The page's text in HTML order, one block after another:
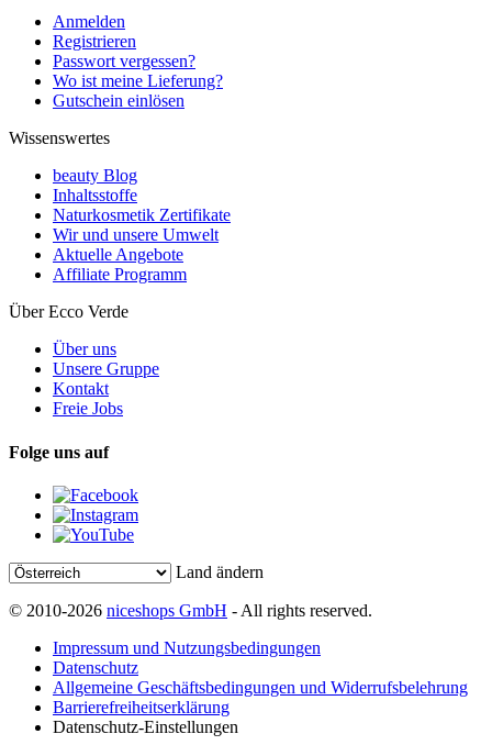
Anmelden
Registrieren
Passwort vergessen?
Wo ist meine Lieferung?
Gutschein einlösen
Wissenswertes
beauty Blog
Inhaltsstoffe
Naturkosmetik Zertifikate
Wir und unsere Umwelt
Aktuelle Angebote
Affiliate Programm
Über Ecco Verde
Über uns
Unsere Gruppe
Kontakt
Freie Jobs
Folge uns auf
Land ändern
© 2010-2026 niceshops GmbH - All rights reserved.
Impressum und Nutzungsbedingungen
Datenschutz
Allgemeine Geschäftsbedingungen und Widerrufsbelehrung
Barrierefreiheitserklärung
Datenschutz-Einstellungen